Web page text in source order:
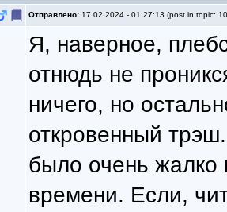
Отправлено: 17.02.2024 - 01:27:13 (post in topic:
Я, наверное,
отнюдь не
ничего, но
откровенный
было очень жалко
времени. Если,